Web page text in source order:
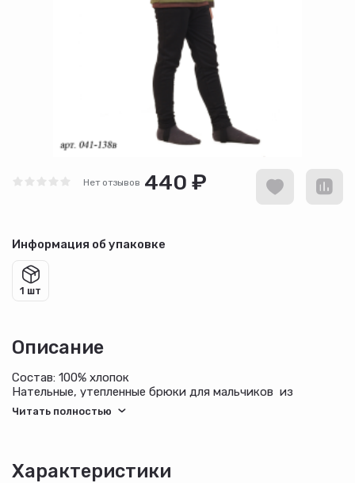
Нет отзывов 440 ₽
Информация об упаковке
1 шт
Описание
Состав: 100% хлопок
Нательные, утепленные брюки для мальчиков из
мягкого, ворсованного хлопкового полотна на
Характеристики